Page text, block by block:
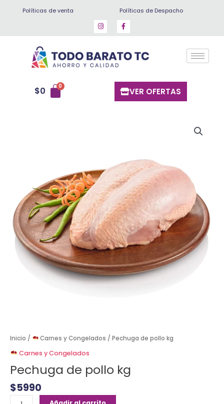
Políticas de venta Políticas de Despacho
$0 VER OFERTAS
Inicio / Carnes y Congelados / Pechuga de pollo kg
Carnes y Congelados
Pechuga de pollo kg
$5990